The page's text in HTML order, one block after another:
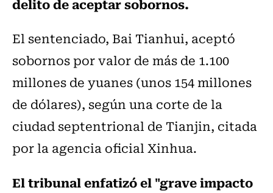
El sentenciado, Bai Tianhui, aceptó
sobornos por valor de más de 1.100
millones de yuanes (unos 154 millones
de dólares), según una corte de la
ciudad septentrional de Tianjin, citada
por la agencia oficial Xinhua.
El tribunal enfatizó el "grave impacto